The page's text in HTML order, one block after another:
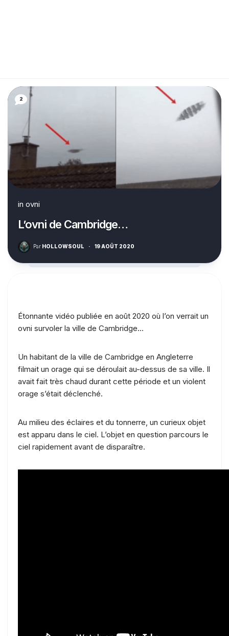
2
in ovni
L’ovni de Cambridge…
Par HOLLOWSOUL · 19 AOÛT 2020
Étonnante vidéo publiée en août 2020 où l’on verrait un
ovni survoler la ville de Cambridge…
Un habitant de la ville de Cambridge en Angleterre
filmait un orage qui se déroulait au-dessus de sa ville. Il
avait fait très chaud durant cette période et un violent
orage s’était déclenché.
Au milieu des éclaires et du tonnerre, un curieux objet
est apparu dans le ciel. L’objet en question parcours le
ciel rapidement avant de disparaître.